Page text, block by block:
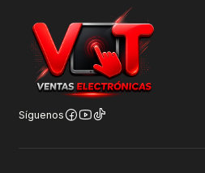
Síguenos